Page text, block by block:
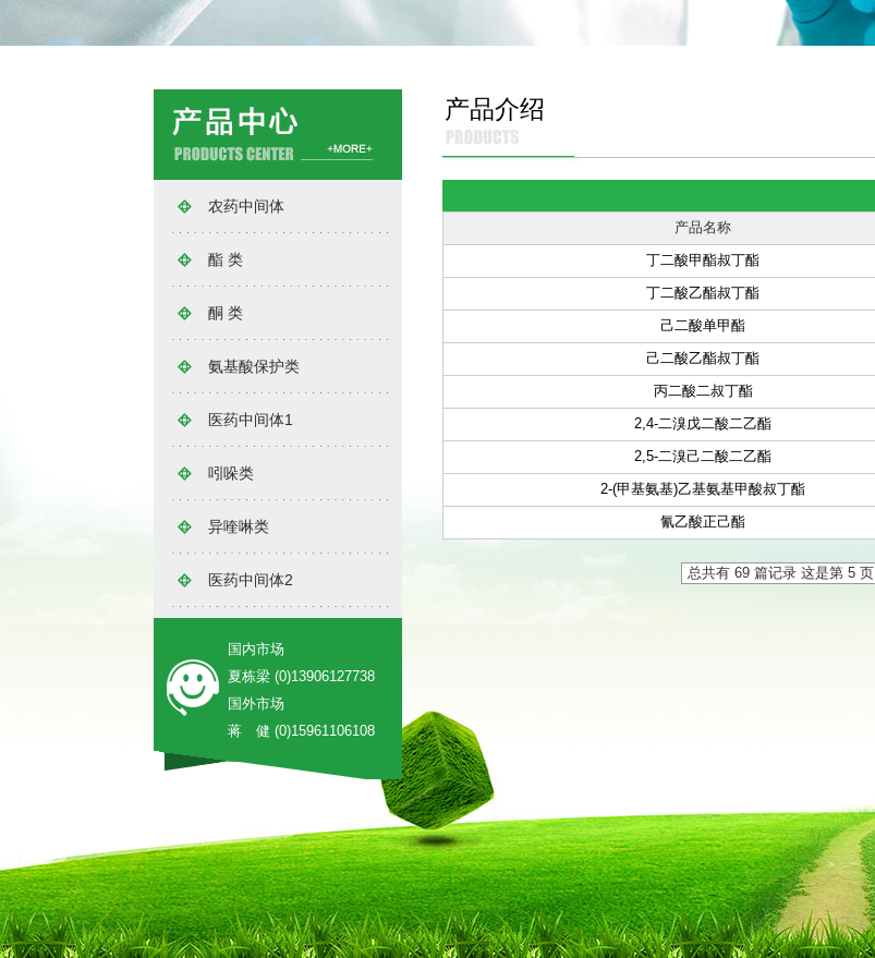
农药中间体
酯 类
酮 类
氨基酸保护类
医药中间体1
吲哚类
异喹啉类
医药中间体2
国内市场
夏栋梁 (0)13906127738
国外市场
蒋 健 (0)15961106108
产品介绍
产品名称
丁二酸甲酯叔丁酯
丁二酸乙酯叔丁酯
己二酸单甲酯
己二酸乙酯叔丁酯
丙二酸二叔丁酯
2,4-二溴戊二酸二乙酯
2,5-二溴己二酸二乙酯
2-(甲基氨基)乙基氨基甲酸叔丁酯
氰乙酸正己酯
总共有 69 篇记录 这是第 5 页